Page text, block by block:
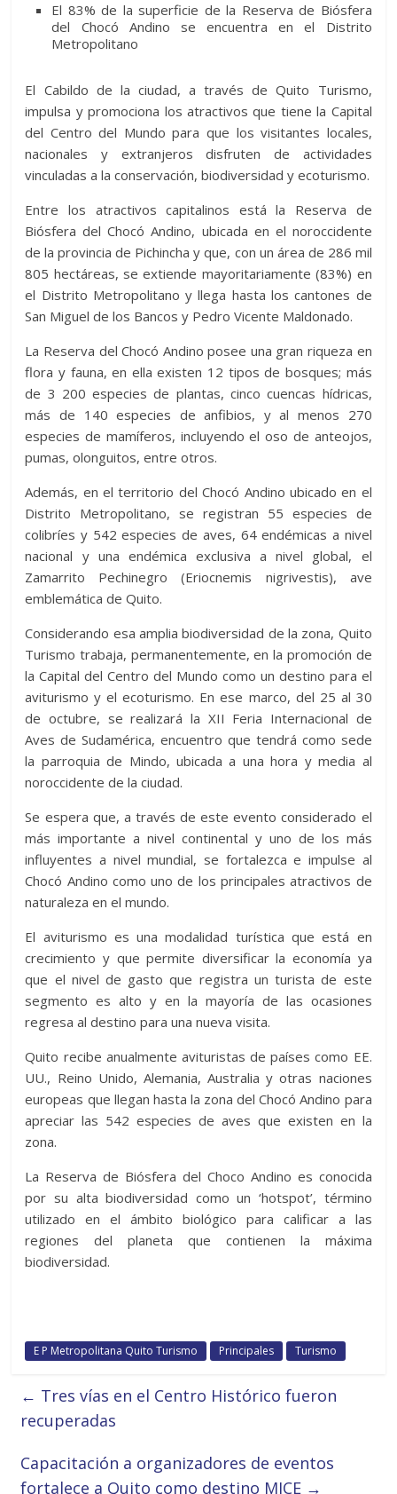
El 83% de la superficie de la Reserva de Biósfera
del Chocó Andino se encuentra en el Distrito
Metropolitano
El Cabildo de la ciudad, a través de Quito Turismo,
impulsa y promociona los atractivos que tiene la Capital
del Centro del Mundo para que los visitantes locales,
nacionales y extranjeros disfruten de actividades
vinculadas a la conservación, biodiversidad y ecoturismo.
Entre los atractivos capitalinos está la Reserva de
Biósfera del Chocó Andino, ubicada en el noroccidente
de la provincia de Pichincha y que, con un área de 286 mil
805 hectáreas, se extiende mayoritariamente (83%) en
el Distrito Metropolitano y llega hasta los cantones de
San Miguel de los Bancos y Pedro Vicente Maldonado.
La Reserva del Chocó Andino posee una gran riqueza en
flora y fauna, en ella existen 12 tipos de bosques; más
de 3 200 especies de plantas, cinco cuencas hídricas,
más de 140 especies de anfibios, y al menos 270
especies de mamíferos, incluyendo el oso de anteojos,
pumas, olonguitos, entre otros.
Además, en el territorio del Chocó Andino ubicado en el
Distrito Metropolitano, se registran 55 especies de
colibríes y 542 especies de aves, 64 endémicas a nivel
nacional y una endémica exclusiva a nivel global, el
Zamarrito Pechinegro (Eriocnemis nigrivestis), ave
emblemática de Quito.
Considerando esa amplia biodiversidad de la zona, Quito
Turismo trabaja, permanentemente, en la promoción de
la Capital del Centro del Mundo como un destino para el
aviturismo y el ecoturismo. En ese marco, del 25 al 30
de octubre, se realizará la XII Feria Internacional de
Aves de Sudamérica, encuentro que tendrá como sede
la parroquia de Mindo, ubicada a una hora y media al
noroccidente de la ciudad.
Se espera que, a través de este evento considerado el
más importante a nivel continental y uno de los más
influyentes a nivel mundial, se fortalezca e impulse al
Chocó Andino como uno de los principales atractivos de
naturaleza en el mundo.
El aviturismo es una modalidad turística que está en
crecimiento y que permite diversificar la economía ya
que el nivel de gasto que registra un turista de este
segmento es alto y en la mayoría de las ocasiones
regresa al destino para una nueva visita.
Quito recibe anualmente avituristas de países como EE.
UU., Reino Unido, Alemania, Australia y otras naciones
europeas que llegan hasta la zona del Chocó Andino para
apreciar las 542 especies de aves que existen en la
zona.
La Reserva de Biósfera del Choco Andino es conocida
por su alta biodiversidad como un ‘hotspot’, término
utilizado en el ámbito biológico para calificar a las
regiones del planeta que contienen la máxima
biodiversidad.
E P Metropolitana Quito Turismo Principales Turismo
← Tres vías en el Centro Histórico fueron
recuperadas
Capacitación a organizadores de eventos
fortalece a Quito como destino MICE →